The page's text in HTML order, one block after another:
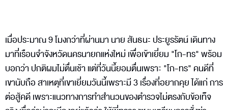
เมื่อประมาณ 9 โมงกว่าที่ผ่านมา นาย สันธนะ ประยูรรัตน์ เดินทาง
มาที่เรือนจำจังหวัดนครนายกแห่งใหม่ เพื่อเข้าเยี่ยม "โก-ทร" พร้อม
บอกว่า ปกติผมไม่ตื่นเช้า แต่ที่วันนี้ยอมตื่นเพราะ "โก-ทร" คนดีที่
เขานับถือ สาเหตุที่เขาเยี่ยมวันนี้เพราะมี 3 เรื่องที่อยากคุย ได้แก่ การ
ต่อสู้คดี เพราะแนวทางการทำสำนวนของตำรวจไม่ตรงกับข้อเท็จ